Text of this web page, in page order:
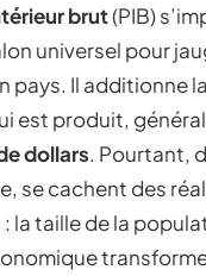
brut(PIB)
universel pour
pays. Il additionne
est produit,
dollars. Pourtant,
se cachent des
la taille de la